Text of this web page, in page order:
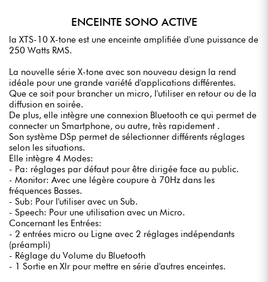
ENCEINTE SONO ACTIVE
la XTS-10 X-tone est une enceinte amplifiée d'une puissance de
250 Watts RMS.
La nouvelle série X-tone avec son nouveau design la rend
idéale pour une grande variété d'applications différentes.
Que ce soit pour brancher un micro, l'utiliser en retour ou de la
diffusion en soirée.
De plus, elle intègre une connexion Bluetooth ce qui permet de
connecter un Smartphone, ou autre, très rapidement .
Son système DSp permet de sélectionner différents réglages
selon les situations.
Elle intègre 4 Modes:
- Pa: réglages par défaut pour être dirigée face au public.
- Monitor: Avec une légère coupure à 70Hz dans les
fréquences Basses.
- Sub: Pour l'utiliser avec un Sub.
- Speech: Pour une utilisation avec un Micro.
Concernant les Entrées:
- 2 entrées micro ou Ligne avec 2 réglages indépendants
(préampli)
- Réglage du Volume du Bluetooth
- 1 Sortie en Xlr pour mettre en série d'autres enceintes.